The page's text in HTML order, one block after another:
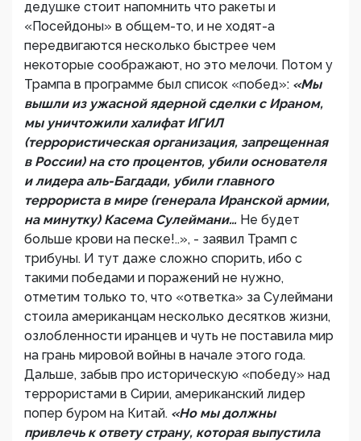
дедушке стоит напомнить что ракеты и
«Посейдоны» в общем-то, и не ходят-а
передвигаются несколько быстрее чем
некоторые соображают, но это мелочи. Потом у
Трампа в программе был список «побед»: «Мы
вышли из ужасной ядерной сделки с Ираном,
мы уничтожили халифат ИГИЛ
(террористическая организация, запрещенная
в России) на сто процентов, убили основателя
и лидера аль-Багдади, убили главного
террориста в мире (генерала Иранской армии,
на минутку) Касема Сулеймани… Не будет
больше крови на песке!..», - заявил Трамп с
трибуны. И тут даже сложно спорить, ибо с
такими победами и поражений не нужно,
отметим только то, что «ответка» за Сулеймани
стоила американцам несколько десятков жизни,
озлобленности иранцев и чуть не поставила мир
на грань мировой войны в начале этого года.
Дальше, забыв про историческую «победу» над
террористами в Сирии, американский лидер
попер буром на Китай. «Но мы должны
привлечь к ответу страну, которая выпустила